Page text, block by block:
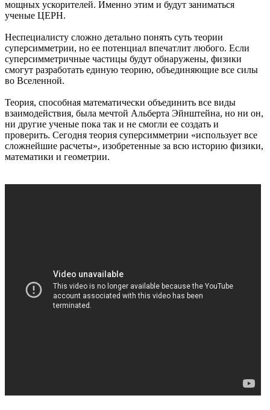
мощных ускорителей. Именно этим и будут заниматься
ученые ЦЕРН.
Неспециалисту сложно детально понять суть теории
суперсимметрии, но ее потенциал впечатлит любого. Если
суперсимметричные частицы будут обнаружены, физики
смогут разработать единую теорию, объединяющие все силы
во Вселенной.
Теория, способная математически объединить все виды
взаимодействия, была мечтой Альберта Эйнштейна, но ни он,
ни другие ученые пока так и не смогли ее создать и
проверить. Сегодня теория суперсимметрии «использует все
сложнейшие расчеты», изобретенные за всю историю физики,
математики и геометрии.